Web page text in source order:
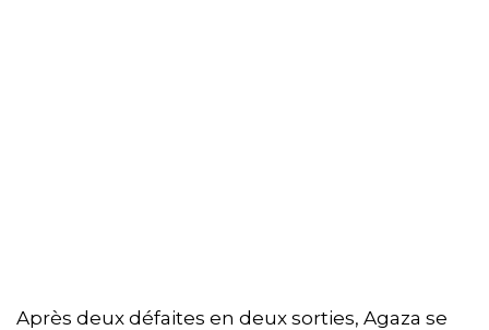
Après deux défaites en deux sorties, Agaza se